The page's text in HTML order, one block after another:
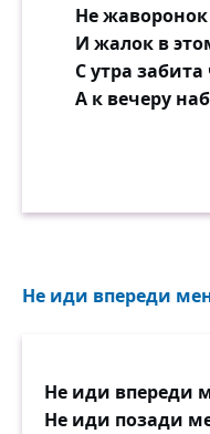
Дети родителям
— Не надо
Жалоб
Хотите вы
Чуть больше,
Ведь им же не
Не жаворонок
И жалок в
С утра
А к вечеру
Не иди впереди
Не иди впереди
Не иди позади